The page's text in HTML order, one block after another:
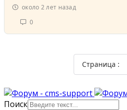
около 2 лет назад
0
Страница :
Поиск